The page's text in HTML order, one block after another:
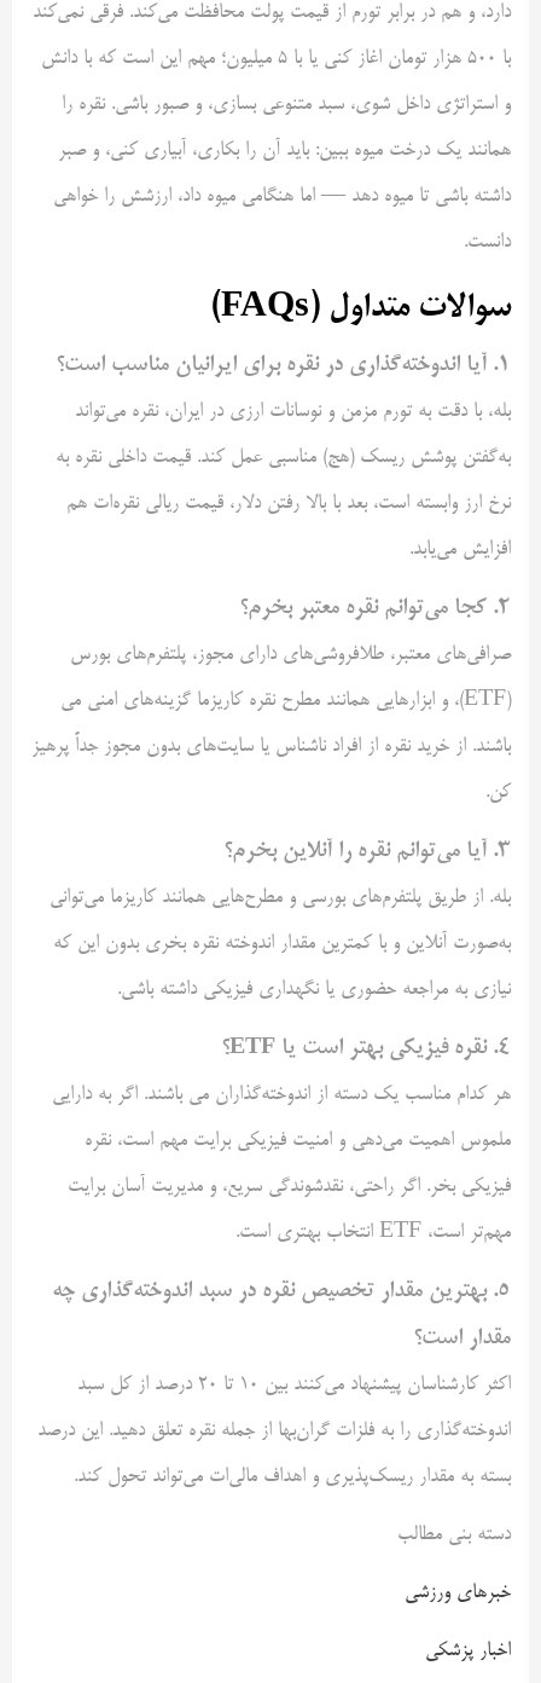
دارد، و هم در برابر تورم از قیمت پولت محافظت می‌کند. فرقی نمی‌کند
با ۵۰۰ هزار تومان اغاز کنی یا با ۵ میلیون؛ مهم این است که با دانش
و استراتژی داخل شوی، سبد متنوعی بسازی، و صبور باشی. نقره را
همانند یک درخت میوه ببین: باید آن را بکاری، آبیاری کنی، و صبر
داشته باشی تا میوه دهد — اما هنگامی میوه داد، ارزشش را خواهی
دانست.
سوالات متداول (FAQs)
۱. آیا اندوخته‌گذاری در نقره برای ایرانیان مناسب است؟
بله، با دقت به تورم مزمن و نوسانات ارزی در ایران، نقره می‌تواند
به‌گفتن پوشش ریسک (هج) مناسبی عمل کند. قیمت داخلی نقره به
نرخ ارز وابسته است، بعد با بالا رفتن دلار، قیمت ریالی نقره‌ات هم
افزایش می‌یابد.
۲. کجا می‌توانم نقره معتبر بخرم؟
صرافی‌های معتبر، طلافروشی‌های دارای مجوز، پلتفرم‌های بورس
(ETF)، و ابزارهایی همانند مطرح نقره کاریزما گزینه‌های امنی می
باشند. از خرید نقره از افراد ناشناس یا سایت‌های بدون مجوز جداً پرهیز
کن.
۳. آیا می‌توانم نقره را آنلاین بخرم؟
بله. از طریق پلتفرم‌های بورسی و مطرح‌هایی همانند کاریزما می‌توانی
به‌صورت آنلاین و با کمترین مقدار اندوخته نقره بخری بدون این که
نیازی به مراجعه حضوری یا نگهداری فیزیکی داشته باشی.
۴. نقره فیزیکی بهتر است یا ETF؟
هر کدام مناسب یک دسته از اندوخته‌گذاران می باشند. اگر به دارایی
ملموس اهمیت می‌دهی و امنیت فیزیکی برایت مهم است، نقره
فیزیکی بخر. اگر راحتی، نقدشوندگی سریع، و مدیریت آسان برایت
مهم‌تر است، ETF انتخاب بهتری است.
۵. بهترین مقدار تخصیص نقره در سبد اندوخته‌گذاری چه
مقدار است؟
اکثر کارشناسان پیشنهاد می‌کنند بین ۱۰ تا ۲۰ درصد از کل سبد
اندوخته‌گذاری را به فلزات گران‌بها از جمله نقره تعلق دهید. این درصد
بسته به مقدار ریسک‌پذیری و اهداف مالی‌ات می‌تواند تحول کند.
دسته بنی مطالب
خبرهای ورزشی
اخبار پزشکی